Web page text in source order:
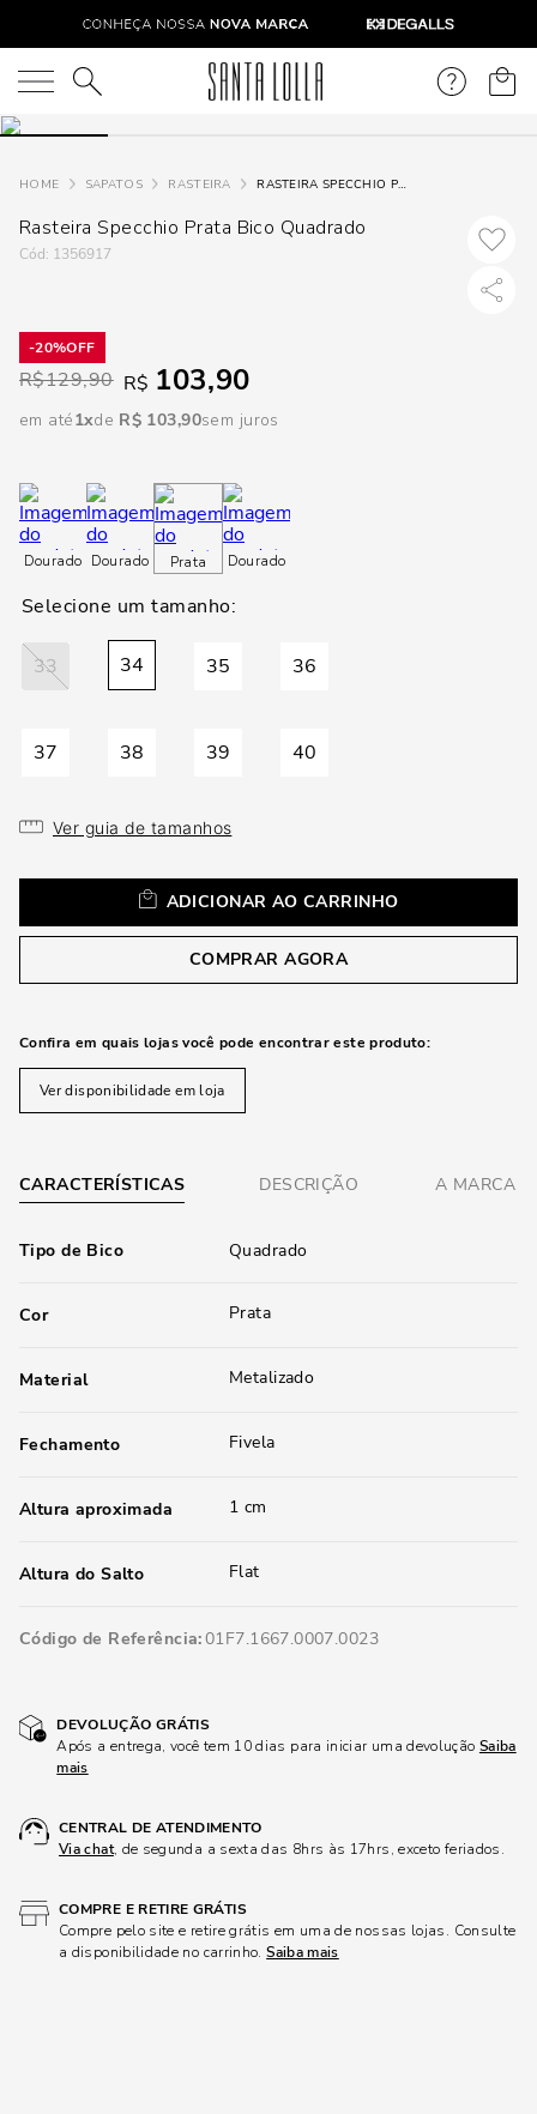
O que você está procurando?
SAPATOS RASTEIRA RASTEIRA SPECCHIO PRATA BICO QUADRADO
Rasteira Specchio Prata Bico Quadrado
: 1356917
20%
R$129,90 R$ 103,90
em até1 R$ 103,90sem juros
Dourado Dourado Prata Dourado
33 34 35 36
37 38 39 40
Ver guia de tamanhos
ADICIONAR AO CARRINHO
COMPRAR AGORA
Confira em quais lojas você pode encontrar este produto:
Ver disponibilidade em loja
CARACTERÍSTICAS DESCRIÇÃO A MARCA
Tipo de Bico Quadrado
Cor Prata
Material Metalizado
Fechamento Fivela
Altura aproximada 1 cm
Altura do Salto Flat
Código de Referência 01F7.1667.0007.0023
DEVOLUÇÃO GRÁTIS
Após a entrega, você tem 10 dias para iniciar uma devolução Saiba
mais
CENTRAL DE ATENDIMENTO
Via chat, de segunda a sexta das 8hrs às 17hrs, exceto feriados.
COMPRE E RETIRE GRÁTIS
Compre pelo site e retire grátis em uma de nossas lojas. Consulte
a disponibilidade no carrinho.Saiba mais